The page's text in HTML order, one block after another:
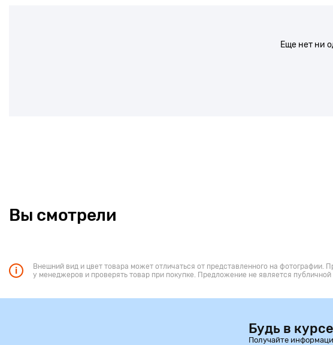
Еще нет ни
Вы смотрели
Внешний вид и цвет товара может отличаться от представленного на фотографии.
у менеджеров и проверять товар при покупке. Предложение не является публичной
Будь в курсе
Получайте